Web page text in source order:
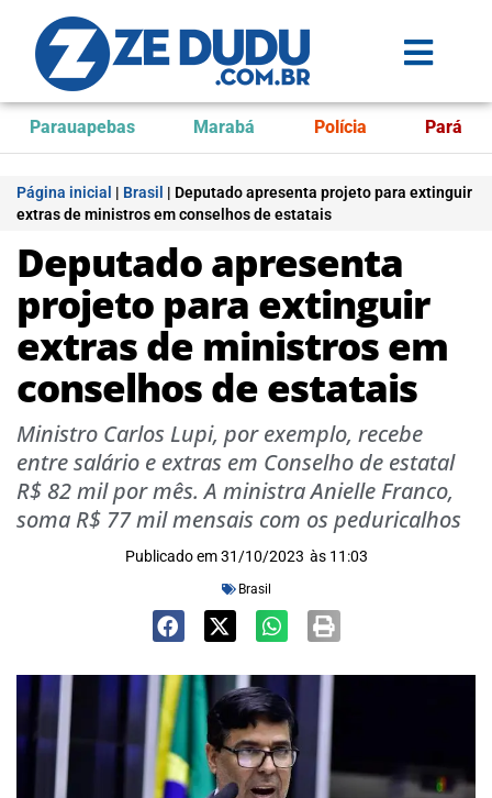
Parauapebas Marabá Polícia Pará
Página inicial | Brasil | Deputado apresenta projeto para extinguir
extras de ministros em conselhos de estatais
Deputado apresenta
projeto para extinguir
extras de ministros em
conselhos de estatais
Ministro Carlos Lupi, por exemplo, recebe
entre salário e extras em Conselho de estatal
R$ 82 mil por mês. A ministra Anielle Franco,
soma R$ 77 mil mensais com os peduricalhos
Publicado em 31/10/2023 às 11:03
Brasil